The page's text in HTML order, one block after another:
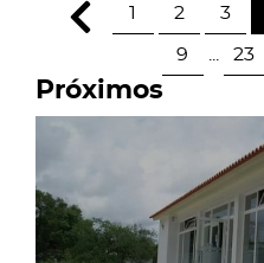
1 2 3
9 23
Próximos